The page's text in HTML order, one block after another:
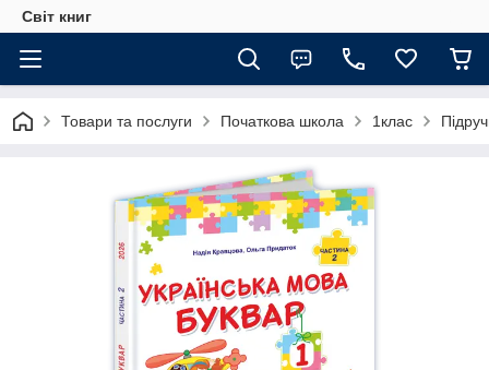
Світ книг
Товари та послуги Початкова школа 1клас